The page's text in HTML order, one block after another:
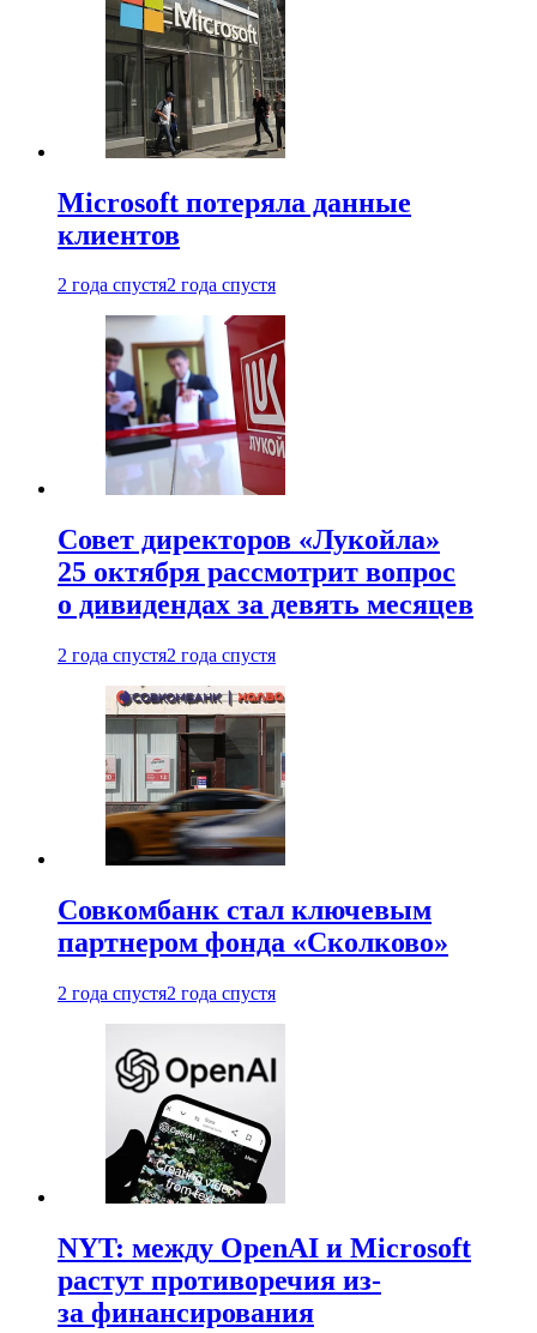
Microsoft потеряла данные
клиентов
2 года спустя2 года спустя
Совет директоров «Лукойла»
25 октября рассмотрит вопрос
о дивидендах за девять месяцев
2 года спустя2 года спустя
Совкомбанк стал ключевым
партнером фонда «Сколково»
2 года спустя2 года спустя
NYT: между OpenAI и Microsoft
растут противоречия из-
за финансирования